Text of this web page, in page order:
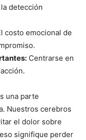
detección
costo emocional de
Centrarse en
una parte
Nuestros cerebros
el dolor sobre
signifique perder